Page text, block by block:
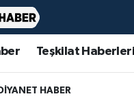
Teşkilat Haberleri
DİYANET HABER
Haber
Haberleri
Müftülüğü
Müftülüğü
Okulları
Şerifler
Eczaneler